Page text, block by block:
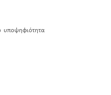
υποψηφιότητα